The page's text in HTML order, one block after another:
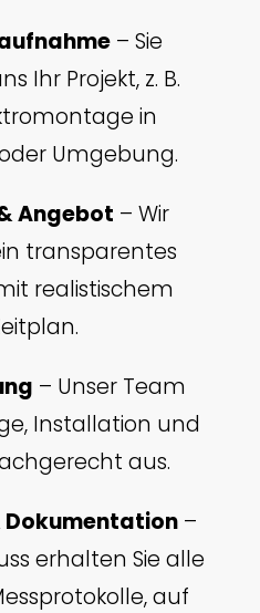
– Sie
Ihr Projekt, z. B.
in
Umgebung.
Angebot – Wir
transparentes
realistischem
– Unser Team
Installation und
aus.
Dokumentation–
erhalten Sie alle
auf